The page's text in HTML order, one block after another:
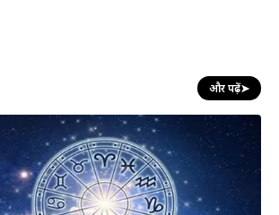
और पढ़ें➤